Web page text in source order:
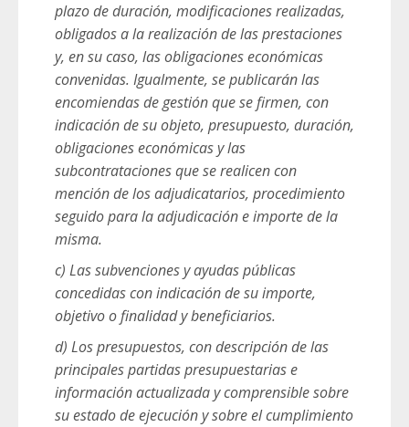
plazo de duración, modificaciones realizadas,
obligados a la realización de las prestaciones
y, en su caso, las obligaciones económicas
convenidas. Igualmente, se publicarán las
encomiendas de gestión que se firmen, con
indicación de su objeto, presupuesto, duración,
obligaciones económicas y las
subcontrataciones que se realicen con
mención de los adjudicatarios, procedimiento
seguido para la adjudicación e importe de la
misma.
c) Las subvenciones y ayudas públicas
concedidas con indicación de su importe,
objetivo o finalidad y beneficiarios.
d) Los presupuestos, con descripción de las
principales partidas presupuestarias e
información actualizada y comprensible sobre
su estado de ejecución y sobre el cumplimiento